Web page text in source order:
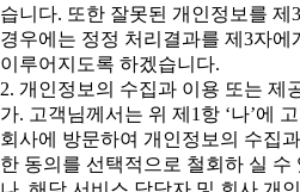
습니다. 또한 잘못된 개인정보를 제
경우에는 정정 처리결과를 제3자에
이루어지도록 하겠습니다.
2. 개인정보의 수집과 이용 또는 제
가. 고객님께서는 위 제1항 ‘나’에
회사에 방문하여 개인정보의 수집
한 동의를 선택적으로 철회하 실 수